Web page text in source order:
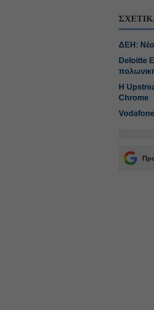
ΔΕΗ: Νέο
Deloitte
Η
Chrome